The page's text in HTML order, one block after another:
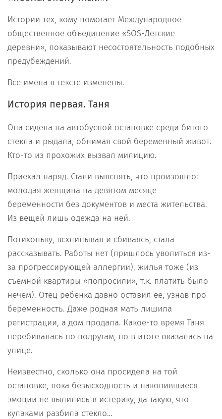
Истории тех, кому помогает Международное
общественное объединение «SOS-Детские
деревни», показывают несостоятельность подобных
предубеждений.
Все имена в тексте изменены.
История первая. Таня
Она сидела на автобусной остановке среди битого
стекла и рыдала, обнимая свой беременный живот.
Кто-то из прохожих вызвал милицию.
Приехал наряд. Стали выяснять, что произошло:
молодая женщина на девятом месяце
беременности без документов и места жительства.
Из вещей лишь одежда на ней.
Потихоньку, всхлипывая и сбиваясь, стала
рассказывать. Работы нет (пришлось уволиться из-
за прогрессирующей аллергии), жилья тоже (из
съемной квартиры «попросили», т.к. платить было
нечем). Отец ребенка давно оставил ее, узнав про
беременность. Даже родная мать лишила
регистрации, а дом продала. Какое-то время Таня
перебивалась по подругам, но в итоге оказалась на
улице.
Неизвестно, сколько она просидела на той
остановке, пока безысходность и накопившиеся
эмоции не вылились в истерику, да такую, что
кулаками разбила стекло…